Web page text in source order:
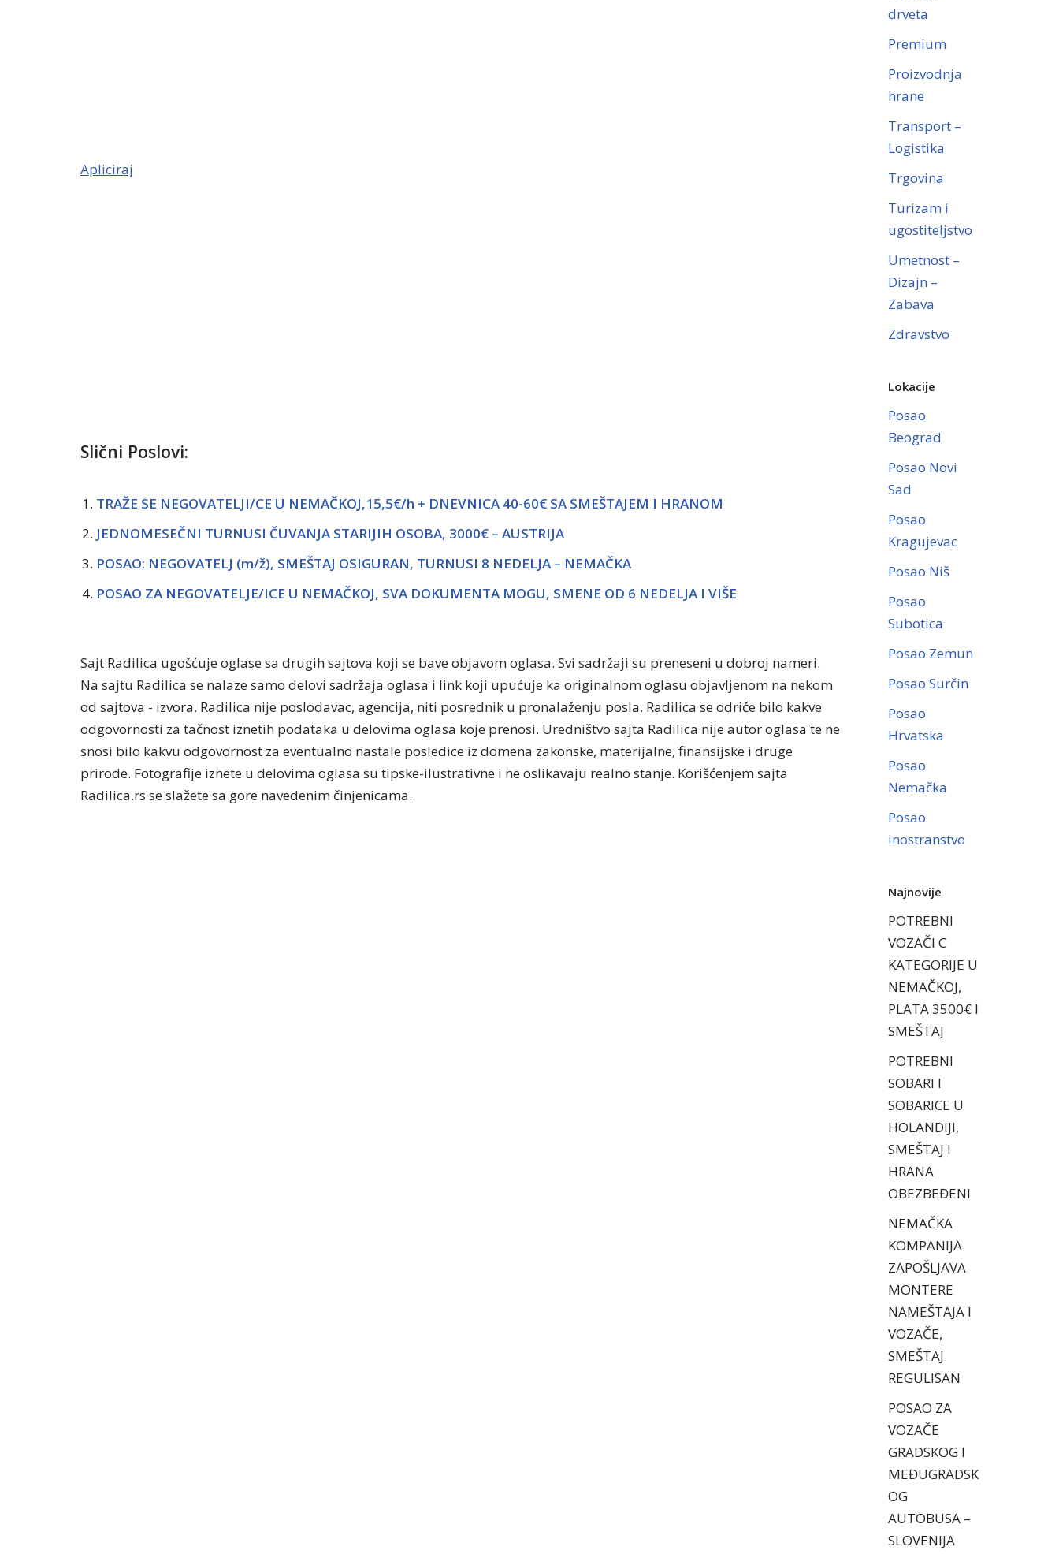
Apliciraj
Slični Poslovi:
TRAŽE SE NEGOVATELJI/CE U NEMAČKOJ,15,5€/h + DNEVNICA 40-60€ SA SMEŠTAJEM I HRANOM
JEDNOMESEČNI TURNUSI ČUVANJA STARIJIH OSOBA, 3000€ – AUSTRIJA
POSAO: NEGOVATELJ (m/ž), SMEŠTAJ OSIGURAN, TURNUSI 8 NEDELJA – NEMAČKA
POSAO ZA NEGOVATELJE/ICE U NEMAČKOJ, SVA DOKUMENTA MOGU, SMENE OD 6 NEDELJA I VIŠE
Sajt Radilica ugošćuje oglase sa drugih sajtova koji se bave objavom oglasa. Svi sadržaji su preneseni u dobroj nameri.
Na sajtu Radilica se nalaze samo delovi sadržaja oglasa i link koji upućuje ka originalnom oglasu objavljenom na nekom
od sajtova - izvora. Radilica nije poslodavac, agencija, niti posrednik u pronalaženju posla. Radilica se odriče bilo kakve
odgovornosti za tačnost iznetih podataka u delovima oglasa koje prenosi. Uredništvo sajta Radilica nije autor oglasa te ne
snosi bilo kakvu odgovornost za eventualno nastale posledice iz domena zakonske, materijalne, finansijske i druge
prirode. Fotografije iznete u delovima oglasa su tipske-ilustrativne i ne oslikavaju realno stanje. Korišćenjem sajta
Radilica.rs se slažete sa gore navedenim činjenicama.
drveta
Premium
Proizvodnja
hrane
Transport –
Logistika
Trgovina
Turizam i
ugostiteljstvo
Umetnost –
Dizajn –
Zabava
Zdravstvo
Lokacije
Posao
Beograd
Posao Novi
Sad
Posao
Kragujevac
Posao Niš
Posao
Subotica
Posao Zemun
Posao Surčin
Posao
Hrvatska
Posao
Nemačka
Posao
inostranstvo
Najnovije
POTREBNI
VOZAČI C
KATEGORIJE U
NEMAČKOJ,
PLATA 3500€ I
SMEŠTAJ
POTREBNI
SOBARI I
SOBARICE U
HOLANDIJI,
SMEŠTAJ I
HRANA
OBEZBEĐENI
NEMAČKA
KOMPANIJA
ZAPOŠLJAVA
MONTERE
NAMEŠTAJA I
VOZAČE,
SMEŠTAJ
REGULISAN
POSAO ZA
VOZAČE
GRADSKOG I
MEĐUGRADSK
OG
AUTOBUSA –
SLOVENIJA